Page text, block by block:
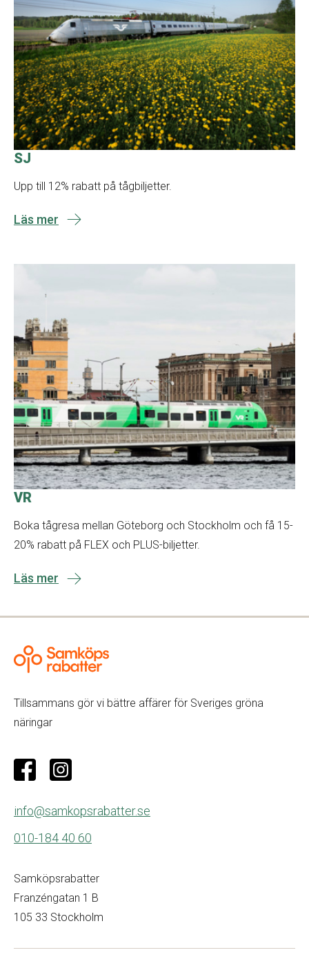
SJ
Upp till 12% rabatt på tågbiljetter.
Läs mer
VR
Boka tågresa mellan Göteborg och Stockholm och få 15-
20% rabatt på FLEX och PLUS-biljetter.
Läs mer
Tillsammans gör vi bättre affärer för Sveriges gröna
näringar
info@samkopsrabatter.se
010-184 40 60
Samköpsrabatter
Franzéngatan 1 B
105 33 Stockholm